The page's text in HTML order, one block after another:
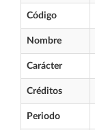
Código
Nombre
Carácter
Créditos
Periodo